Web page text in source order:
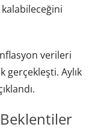
verileri
gerçekleşti. Aylık